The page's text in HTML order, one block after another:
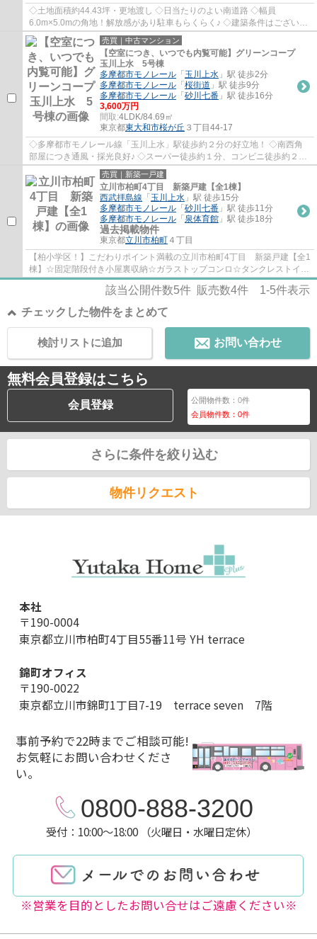
◇土地面積約44.43坪・更地渡し ◇日当たりのよい南道路 ◇幅員
6.0m×5.0mの角地！解放感があり駐車もらくらく♪ ◇建築条件はございま
せん。お好きなハウスメーカーや工務店で建築可能です...
売買｜中古マンション
【空室につき、いつでも内覧可能】グリーンコープ
玉川上水 5号棟
多摩都市モノレール 「 玉川上水 」駅 徒歩2分
多摩都市モノレール 「 桜街道 」駅 徒歩9分
多摩都市モノレール 「 砂川七番 」駅 徒歩16分
3,600万円
間取:4LDK/84.69㎡
東京都東大和市桜が丘 ３丁目44-17
◇多摩都市モノレール線「玉川上水」駅徒歩約２分の好立地！ ◇南西角
部屋につき通風・採光良好♪ ◇スーパー徒歩約１分、コンビニ徒歩約２分
で買い物が便利 ◇「東大和南公園」まで徒歩約...
売買｜新築一戸建
立川市柏町4丁目 新築戸建【全1棟】
西武拝島線 「 玉川上水 」駅 徒歩15分
多摩都市モノレール 「 砂川七番 」駅 徒歩11分
多摩都市モノレール 「 泉体育館 」駅 徒歩18分
過去掲載物件
東京都立川市柏町 ４丁目
【柏小学区！】こだわりポイント満載の立川市柏町4丁目 新築戸建【全1
棟】☆固定階段付き小屋裏収納☆ガラストップコンロ☆タンクレストイレ
☆全居室南向き☆LDK吹抜けで開放感あり☆不動産...
該当公開件数5件 販売数4件 1-5件表示
チェックした物件をまとめて
お問い合わせ
検討リストに追加
無料会員登録はこちら
会員登録 公開物件数：0件
会員物件数：0件
さらに条件を絞り込む
物件リクエスト
本社
〒190-0004
東京都立川市柏町4丁目55番11号 YH terrace
錦町オフィス
〒190-0022
東京都立川市錦町1丁目7-19 terrace seven 7階
事前予約で22時までご相談可能!
お気軽にお問い合わせくださ
い。
0800-888-3200
受付：10:00～18:00 （火曜日・水曜日定休）
※営業を目的としたお問い合せはご遠慮ください※